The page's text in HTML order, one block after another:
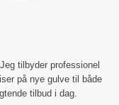
tilbyder professionel
på nye gulve til både
tilbud i dag.